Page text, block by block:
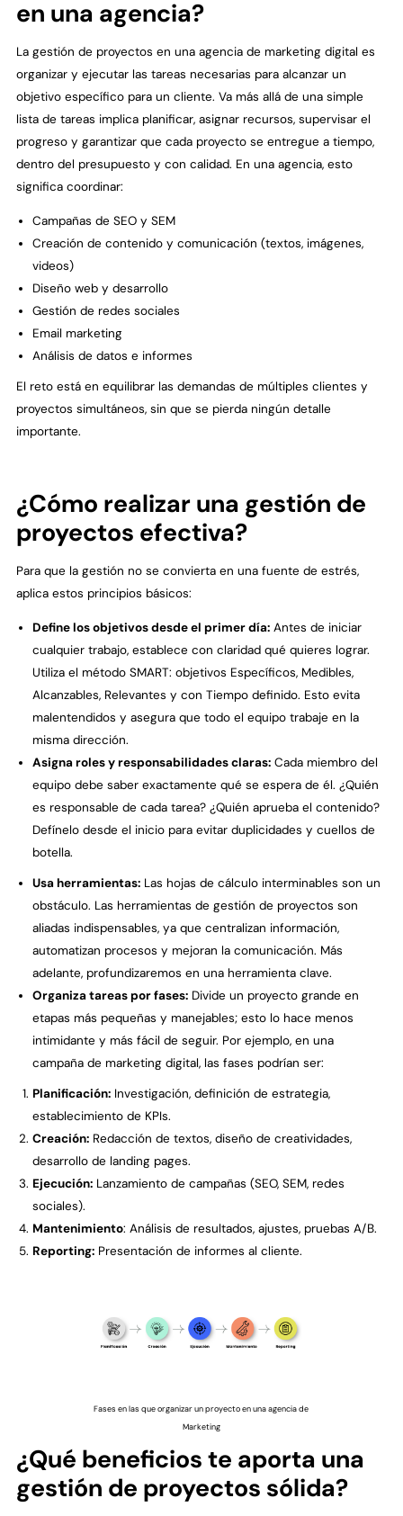
en una agencia?
La gestión de proyectos en una agencia de marketing digital es
organizar y ejecutar las tareas necesarias para alcanzar un
objetivo específico para un cliente. Va más allá de una simple
lista de tareas implica planificar, asignar recursos, supervisar el
progreso y garantizar que cada proyecto se entregue a tiempo,
dentro del presupuesto y con calidad. En una agencia, esto
significa coordinar:
Campañas de SEO y SEM
Creación de contenido y comunicación (textos, imágenes,
videos)
Diseño web y desarrollo
Gestión de redes sociales
Email marketing
Análisis de datos e informes
El reto está en equilibrar las demandas de múltiples clientes y
proyectos simultáneos, sin que se pierda ningún detalle
importante.
¿Cómo realizar una gestión de
proyectos efectiva?
Para que la gestión no se convierta en una fuente de estrés,
aplica estos principios básicos:
Define los objetivos desde el primer día: Antes de iniciar
cualquier trabajo, establece con claridad qué quieres lograr.
Utiliza el método SMART: objetivos Específicos, Medibles,
Alcanzables, Relevantes y con Tiempo definido. Esto evita
malentendidos y asegura que todo el equipo trabaje en la
misma dirección.
Asigna roles y responsabilidades claras: Cada miembro del
equipo debe saber exactamente qué se espera de él. ¿Quién
es responsable de cada tarea? ¿Quién aprueba el contenido?
Defínelo desde el inicio para evitar duplicidades y cuellos de
botella.
Usa herramientas: Las hojas de cálculo interminables son un
obstáculo. Las herramientas de gestión de proyectos son
aliadas indispensables, ya que centralizan información,
automatizan procesos y mejoran la comunicación. Más
adelante, profundizaremos en una herramienta clave.
Organiza tareas por fases: Divide un proyecto grande en
etapas más pequeñas y manejables; esto lo hace menos
intimidante y más fácil de seguir. Por ejemplo, en una
campaña de marketing digital, las fases podrían ser:
Planificación: Investigación, definición de estrategia,
establecimiento de KPIs.
Creación: Redacción de textos, diseño de creatividades,
desarrollo de landing pages.
Ejecución: Lanzamiento de campañas (SEO, SEM, redes
sociales).
Mantenimiento: Análisis de resultados, ajustes, pruebas A/B.
Reporting: Presentación de informes al cliente.
Fases en las que organizar un proyecto en una agencia de
Marketing
¿Qué beneficios te aporta una
gestión de proyectos sólida?